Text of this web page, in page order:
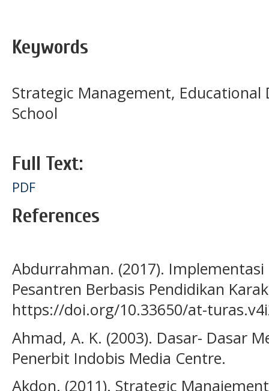
Keywords
Strategic Management,
School
Full Text:
PDF
References
Abdurrahman. (2017).
Pesantren Berbasis Pendidikan
https://doi.org/10.33650/at-
Ahmad, A. K. (2003). Dasar- Dasar
Penerbit Indobis Media Centre.
Akdon. (2011). Strategic